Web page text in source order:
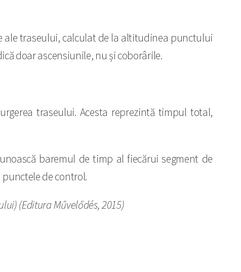
ale traseului, calculat de la altitudinea punctului
doar ascensiunile, nu și coborârile.
traseului. Acesta reprezintă timpul total,
baremul de timp al fiecărui segment de
de control.
(Editura Művelődés, 2015)